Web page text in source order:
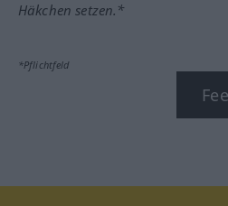
Häkchen setzen.*
*Pflichtfeld